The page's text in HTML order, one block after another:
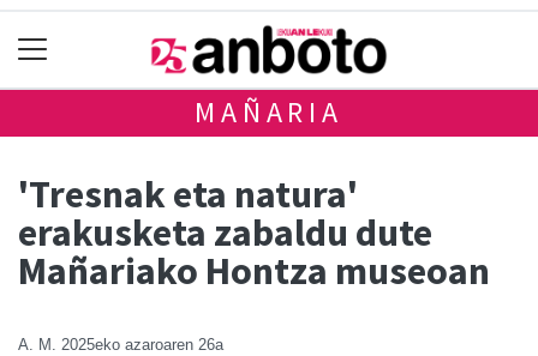
MAÑARIA
'Tresnak eta natura'
erakusketa zabaldu dute
Mañariako Hontza museoan
A. M. 2025eko azaroaren 26a